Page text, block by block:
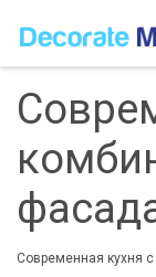
Современная кухня